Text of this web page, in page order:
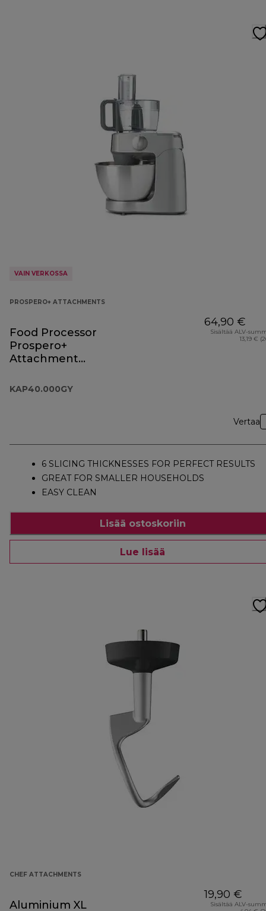
VAIN VERKOSSA
PROSPERO+ ATTACHMENTS
Food Processor
Prospero+
Attachment
KAP40.000GY
64,90 €
Sisältää ALV-
13,19 €
Vertaa
6 SLICING THICKNESSES FOR PERFECT RESULTS
GREAT FOR SMALLER HOUSEHOLDS
EASY CLEAN
Lisää ostoskoriin
Lue lisää
CHEF ATTACHMENTS
Aluminium XL
19,90 €
Sisältää ALV-